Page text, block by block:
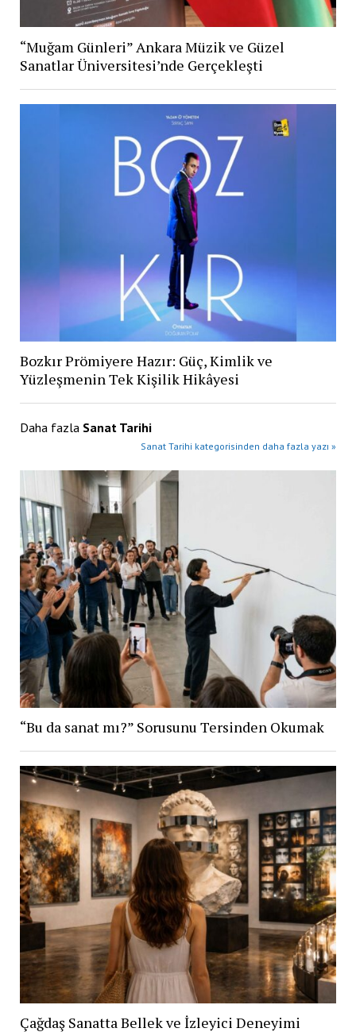
“Muğam Günleri” Ankara Müzik ve Güzel
Sanatlar Üniversitesi’nde Gerçekleşti
Bozkır Prömiyere Hazır: Güç, Kimlik ve
Yüzleşmenin Tek Kişilik Hikâyesi
Daha fazla Sanat Tarihi
Sanat Tarihi kategorisinden daha fazla yazı »
“Bu da sanat mı?” Sorusunu Tersinden Okumak
Çağdaş Sanatta Bellek ve İzleyici Deneyimi